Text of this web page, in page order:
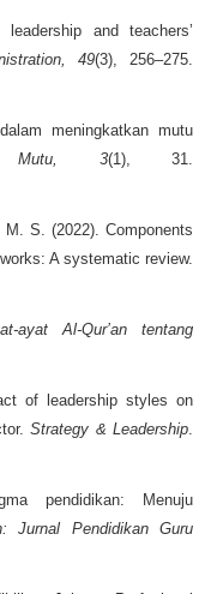
and teachers’
49(3), 256–275.
meningkatkan mutu
Mutu, 3(1), 31.
S. (2022). Components
A systematic review.
ayat Al-Qur’an tentang
of leadership styles on
Strategy & Leadership.
pendidikan: Menuju
Jurnal Pendidikan Guru